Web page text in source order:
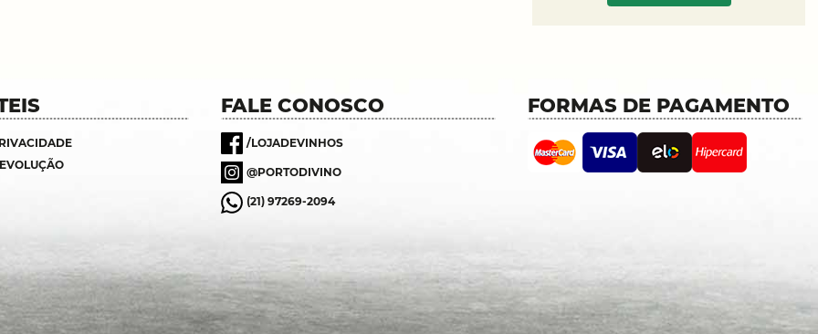
FALE CONOSCO
/LOJADEVINHOS
@PORTODIVINO
(21) 97269-2094
FORMAS DE PAGAMENTO